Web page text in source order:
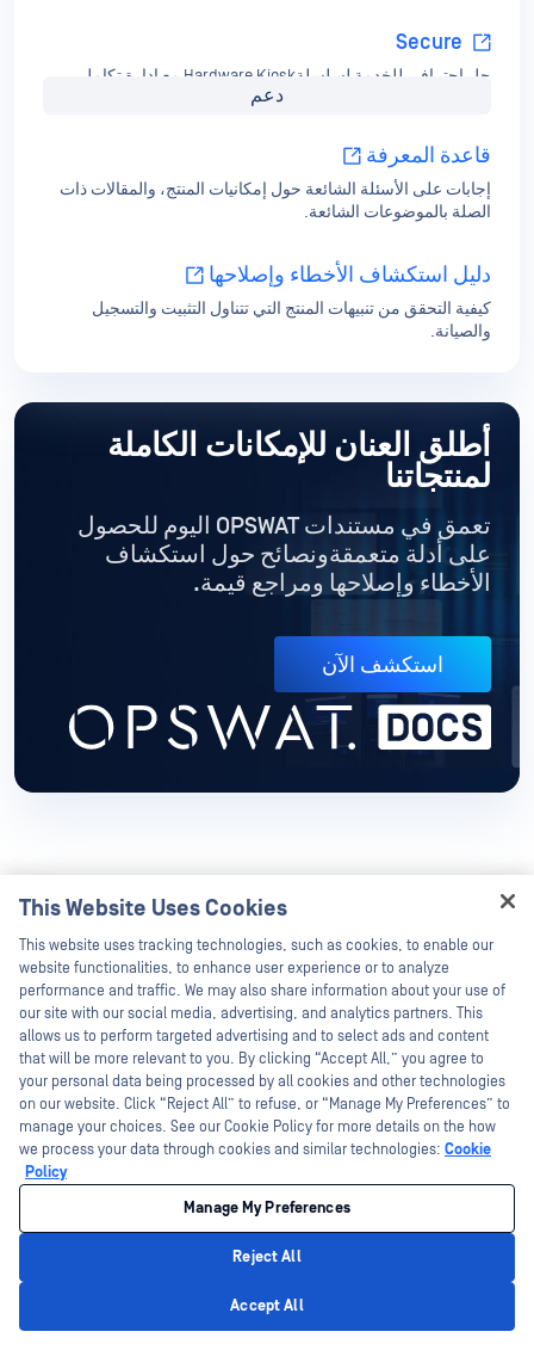
Secure
حل احترافي للخدمة لسلسلةHardware Kiosk مع إدارة تكامل
دعم
قاعدة المعرفة
إجابات على الأسئلة الشائعة حول إمكانيات المنتج، والمقالات ذات
الصلة بالموضوعات الشائعة.
دليل استكشاف الأخطاء وإصلاحها
كيفية التحقق من تنبيهات المنتج التي تتناول التثبيت والتسجيل
والصيانة.
أطلق العنان للإمكانات الكاملة
لمنتجاتنا
تعمق في مستندات OPSWAT اليوم للحصول
على أدلة متعمقةونصائح حول استكشاف
الأخطاء وإصلاحها ومراجع قيمة.
استكشف الآن
هل تريد معرفة المزيد
عنKiosk MetaDefender
Kiosk من
؟
تصفح الوثائق والمقالات والمدونات للحصول على مزيد من
المعلومات حول MetaDefender Kiosk .
تعرف على المزيد حول حلول Media الطرفية OPSWAT حلول
مكتبة المواردالخاصة بهم.
كتاب إلكتروني (2)
This Website Uses Cookies
This website uses tracking technologies, such as cookies, to enable our
website functionalities, to enhance user experience or to analyze
performance and traffic. We may also share information about your use of
our site with our social media, advertising, and analytics partners. This
allows us to perform targeted advertising and to select ads and content
that will be more relevant to you. By clicking “Accept All,” you agree to
your personal data being processed by all cookies and other technologies
on our website. Click “Reject All” to refuse, or “Manage My Preferences” to
manage your choices. See our Cookie Policy for more details on the how
we process your data through cookies and similar technologies: Cookie
Policy
Manage My Preferences
Reject All
Accept All
Hey there!
I'm Ozzy, your OPSWAT virtual assistant.
How can I help you secure what's critical
today?